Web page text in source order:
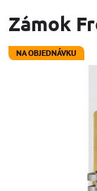
NA OBJEDNÁVKU
Zámok